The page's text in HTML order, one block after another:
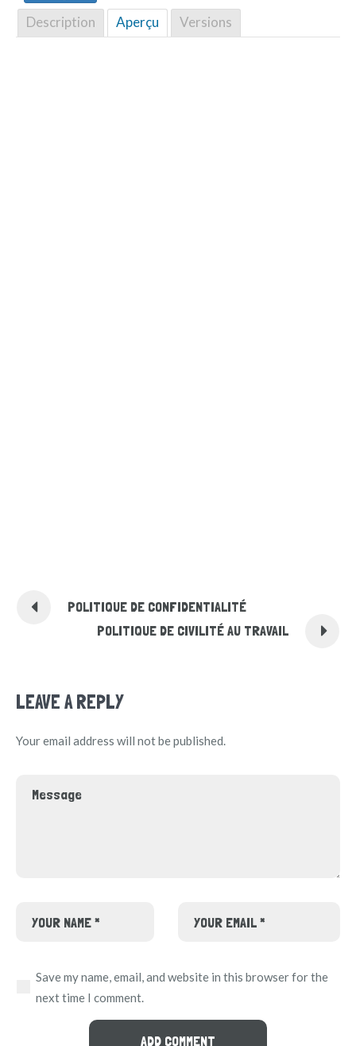
Description Aperçu Versions
POLITIQUE DE CONFIDENTIALITÉ
POLITIQUE DE CIVILITÉ AU TRAVAIL
LEAVE A REPLY
Your email address will not be published.
Save my name, email, and website in this browser for the
next time I comment.